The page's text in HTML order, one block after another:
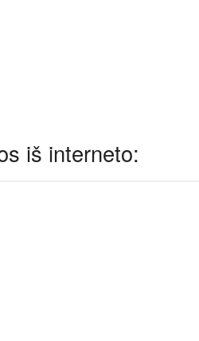
iš interneto: